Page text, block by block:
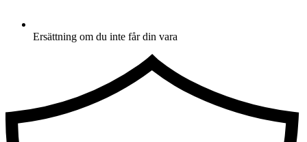
Ersättning om du inte får din vara